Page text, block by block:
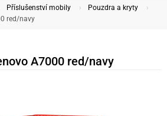
Příslušenství mobily
Pouzdra a kryty
red/navy
A7000 red/navy